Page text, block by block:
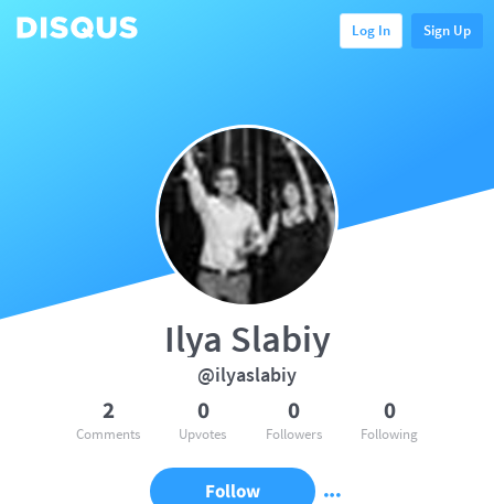
Log In Sign Up
Ilya Slabiy
@ilyaslabiy
2
Comments
0
Upvotes
0
Followers
0
Following
Follow